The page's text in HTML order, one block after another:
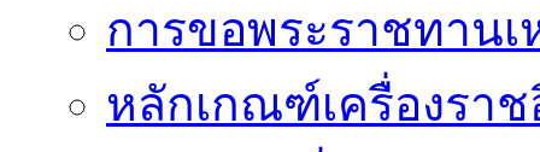
การขอพระราชทาน
หลักเกณฑ์เครื่องรา